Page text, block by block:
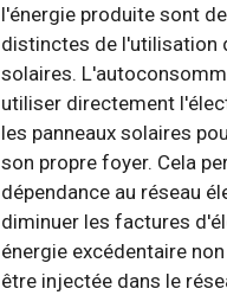
l'énergie produite sont
distinctes de l'utilisation
solaires.
utiliser directement
les panneaux solaires
son propre foyer. Cela
dépendance au réseau
diminuer les factures
énergie excédentaire
être injectée dans le